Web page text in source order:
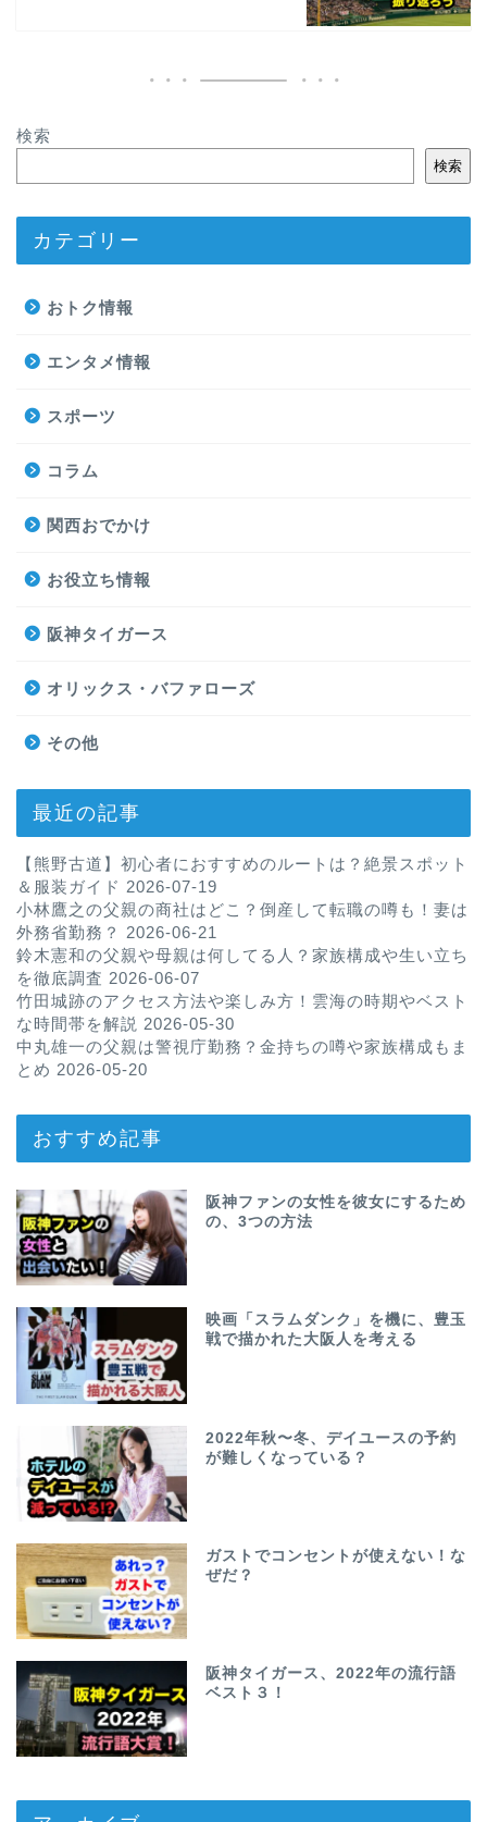
検索
検索
カテゴリー
おトク情報
エンタメ情報
スポーツ
コラム
関西おでかけ
お役立ち情報
阪神タイガース
オリックス・バファローズ
その他
最近の記事
【熊野古道】初心者におすすめのルートは？絶景スポット
＆服装ガイド 2026-07-19
小林鷹之の父親の商社はどこ？倒産して転職の噂も！妻は
外務省勤務？
2026-06-21
鈴木憲和の父親や母親は何してる人？家族構成や生い立ち
を徹底調査 2026-06-07
竹田城跡のアクセス方法や楽しみ方！雲海の時期やベスト
な時間帯を解説 2026-05-30
中丸雄一の父親は警視庁勤務？金持ちの噂や家族構成もま
とめ 2026-05-20
おすすめ記事
阪神ファンの女性を彼女にするため
の、3つの方法
映画「スラムダンク」を機に、豊玉
戦で描かれた大阪人を考える
2022年秋〜冬、デイユースの予約
が難しくなっている？
ガストでコンセントが使えない！な
ぜだ？
阪神タイガース、2022年の流行語
ベスト３！